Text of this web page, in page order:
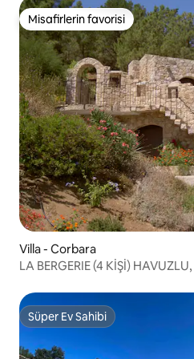
Misafirlerin favorisi
Misafirlerin favorisi
Villa - Corbara
LA BERGERIE (4 KİŞİ)
Süper Ev Sahibi
Süper Ev Sahibi